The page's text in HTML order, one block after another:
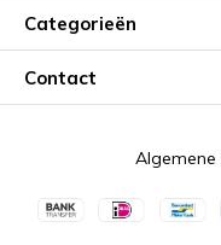
Categorieën
Contact